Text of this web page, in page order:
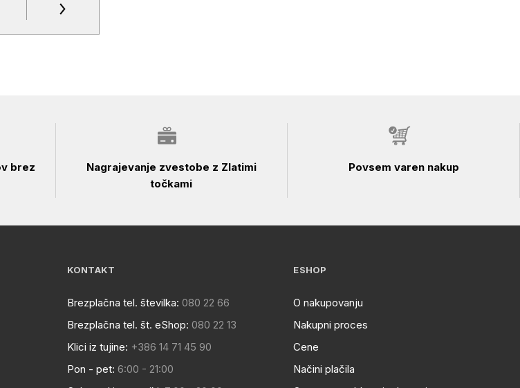
brez
Nagrajevanje zvestobe z Zlatimi
točkami
Povsem varen nakup
KONTAKT
Brezplačna tel. številka: 080 22 66
Brezplačna tel. št. eShop: 080 22 13
Klici iz tujine: +386 14 71 45 90
Pon - pet: 6:00 - 21:00
ESHOP
O nakupovanju
Nakupni proces
Cene
Načini plačila